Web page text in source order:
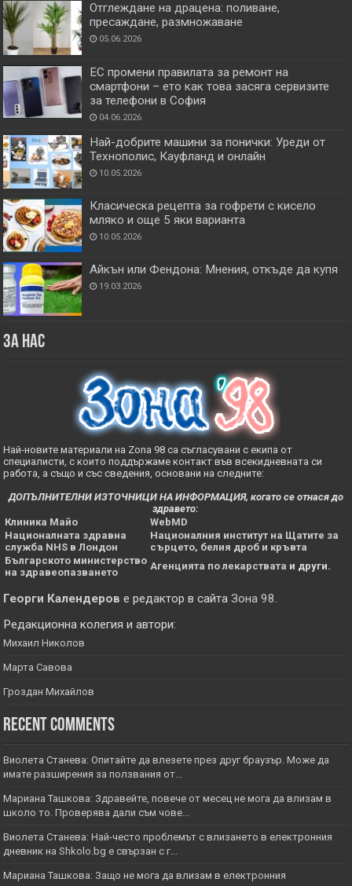
Отглеждане на драцена: поливане,
пресаждане, размножаване
05.06.2026
ЕС промени правилата за ремонт на
смартфони – ето как това засяга сервизите
за телефони в София
04.06.2026
Най-добрите машини за понички: Уреди от
Технополис, Кауфланд и онлайн
10.05.2026
Класическа рецепта за гофрети с кисело
мляко и още 5 яки варианта
10.05.2026
Айкън или Фендона: Мнения, откъде да купя
19.03.2026
За нас
Най-новите материали на Zona 98 са съгласувани с екипа от
специалисти, с които поддържаме контакт във всекидневната си
работа, а също и със сведения, основани на следните:
ДОПЪЛНИТЕЛНИ ИЗТОЧНИЦИ НА ИНФОРМАЦИЯ, когато се отнася до
здравето:
Клиника Майо
WebMD
Националната здравна
служба NHS в Лондон
Националния институт на Щатите за
сърцето, белия дроб и кръвта
Българското министерство
на здравеопазването
Агенцията по лекарствата и други.
Георги Календеров е редактор в сайтаЗона 98.
Редакционна колегия и автори:
Михаил Николов
Марта Савова
Гроздан Михайлов
Recent Comments
Виолета Станева: Опитайте да влезете през друг браузър. Може да
имате разширения за ползвания от...
Мариана Ташкова: Здравейте, повече от месец не мога да влизам в
школо то. Проверява дали съм чове...
Виолета Станева: Най-често проблемът с влизането в електронния
дневник на Shkolo.bg е свързан с г...
Мариана Ташкова: Защо не мога да влизам в електронния